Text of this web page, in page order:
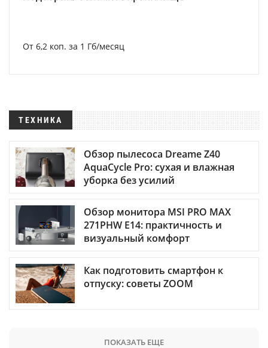
От 6,2 коп. за 1 Гб/месяц
ТЕХНИКА
Обзор пылесоса Dreame Z40
AquaCycle Pro: сухая и влажная
уборка без усилий
Обзор монитора MSI PRO MAX
271PHW E14: практичность и
визуальный комфорт
Как подготовить смартфон к
отпуску: советы ZOOM
ПОКАЗАТЬ ЕЩЕ